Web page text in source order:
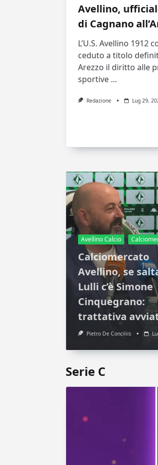
Avellino,
di Cagnano
L’U.S. Avellino 1912
ceduto a titolo
Arezzo il diritto alle
sportive ...
Redazione Lug 29,
Avellino Calcio
Calciomercato
Avellino, se
Lulli c’è Simone
Cinquegrano:
trattativa
Pietro De Conciliis
Serie C